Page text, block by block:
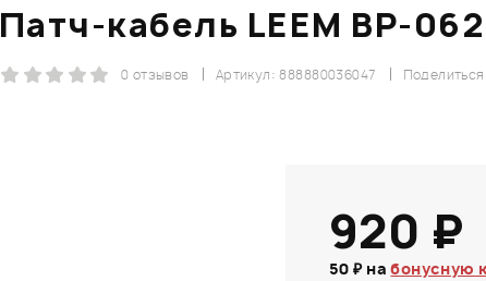
Патч-кабель LEEM BP-062
Поделиться
Артикул: 888880036047
0 отзывов
920 ₽
50 ₽ набонусную